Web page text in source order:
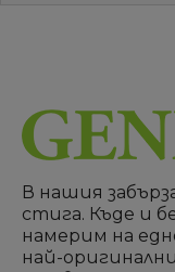
В нашия
стига. Къде и
намерим на
най-